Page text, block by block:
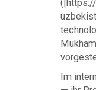
Im